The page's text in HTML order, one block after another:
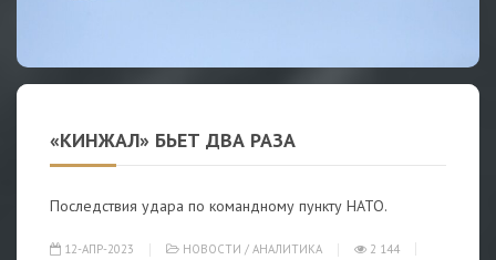
«КИНЖАЛ» БЬЕТ ДВА РАЗА
Последствия удара по командному пункту НАТО.
12-АПР-2023 НОВОСТИ / АНАЛИТИКА
2 144